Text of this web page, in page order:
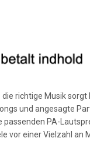
richtige Musik sorgt
und angesagte
PA-
vor einer Vielzahl an